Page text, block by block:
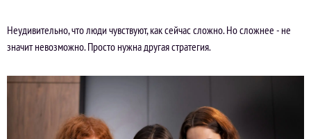
Неудивительно, что люди чувствуют, как сейчас сложно. Но сложнее - не
значит невозможно. Просто нужна другая стратегия.